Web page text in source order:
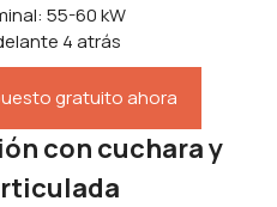
55-60 kW
4 atrás
gratuito ahora
con cuchara y